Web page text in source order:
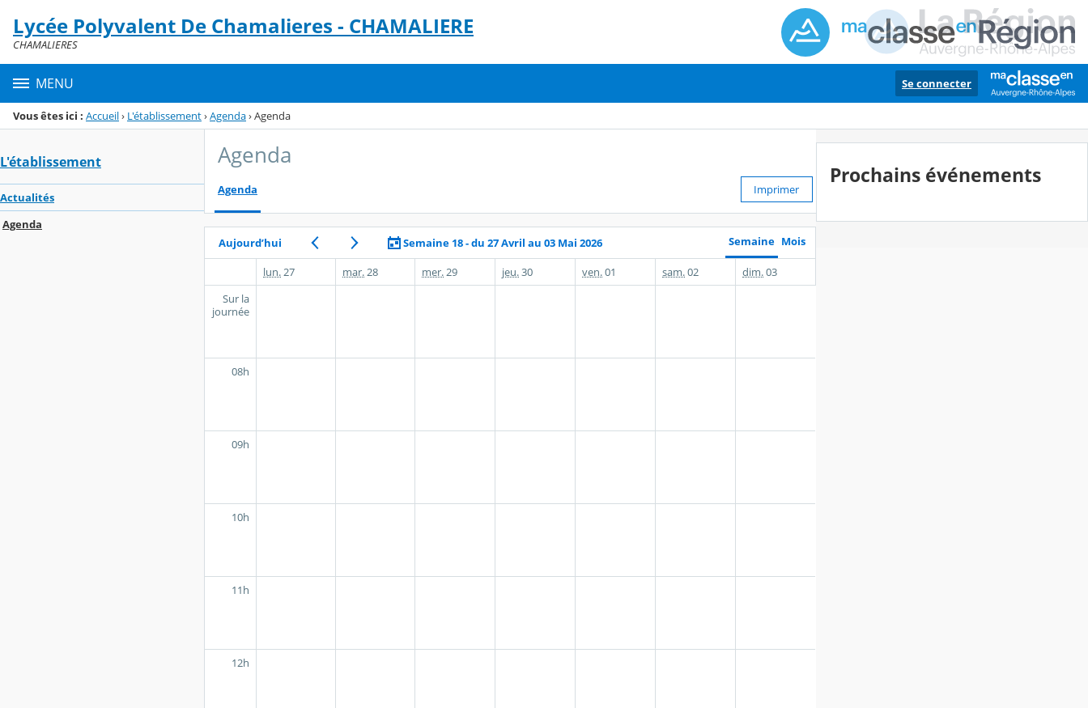
Menu de la rubrique
Contenu
Lycée Polyvalent De Chamalieres - CHAMALIERE
CHAMALIERES
MENU Se connecter
Vous êtes ici : Accueil› L'établissement›Agenda›Agenda
L'établissement
Actualités
Agenda
Agenda
Agenda Imprimer
Aujourd’hui Semaine 18 - du 27 Avril au 03 Mai 2026 Semaine Mois
lun. 27 mar. 28 mer. 29 jeu.30 ven.01 sam.02 dim.03
Sur la
journée
08h
09h
10h
11h
12h
Prochains événements